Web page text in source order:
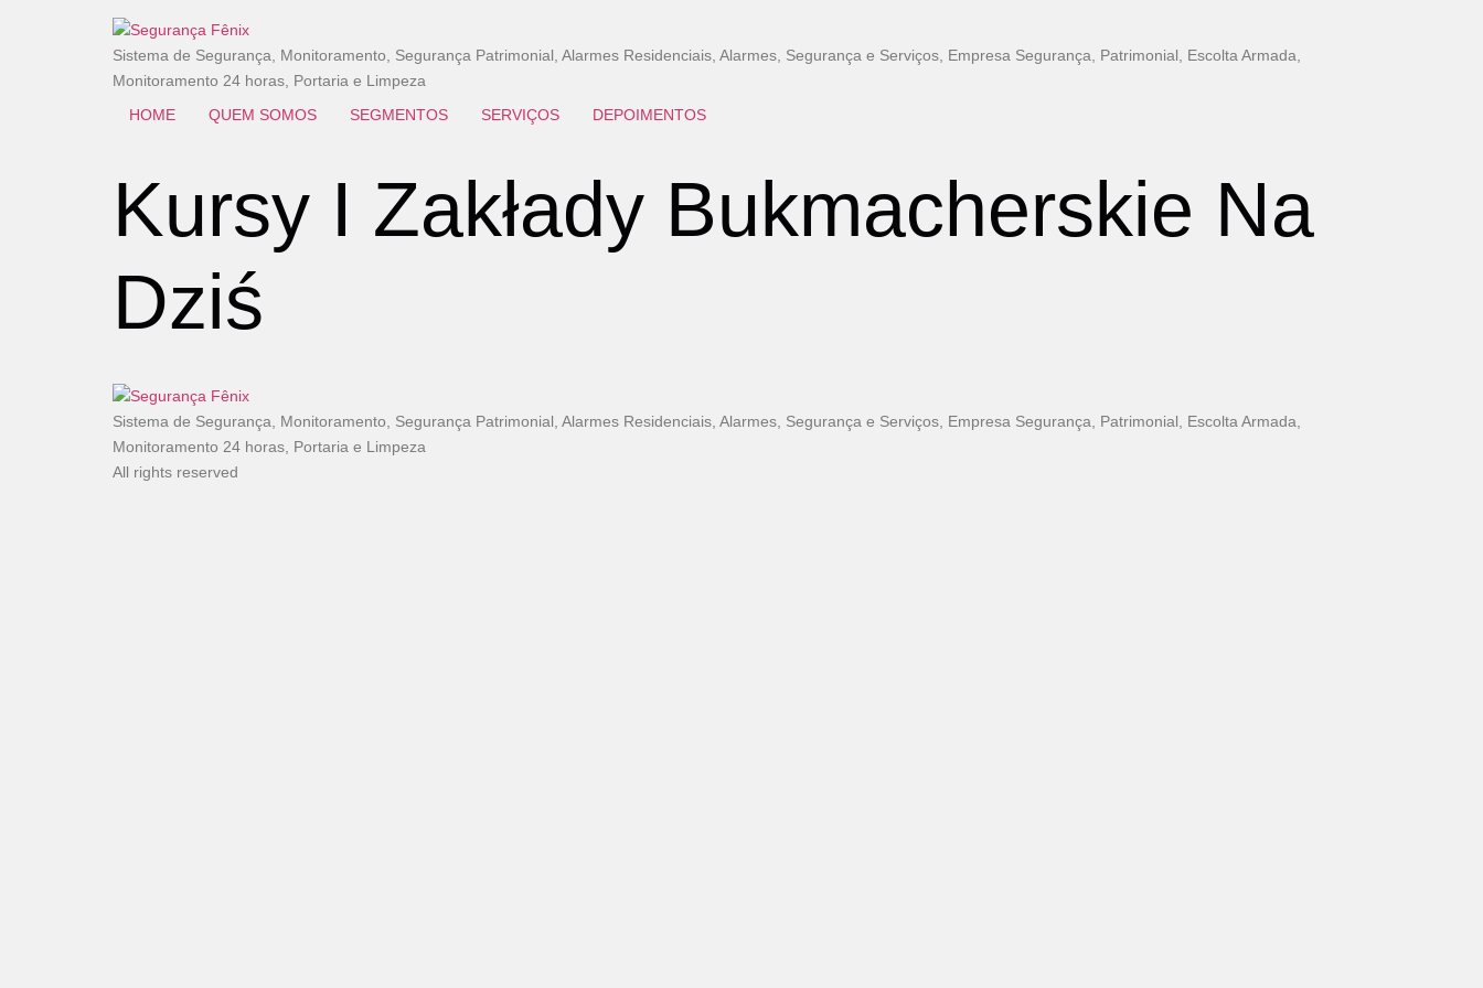
Sistema de Segurança, Monitoramento, Segurança Patrimonial, Alarmes Residenciais, Alarmes, Segurança e Serviços, Empresa Segurança, Patrimonial, Escolta Armada,
Monitoramento 24 horas, Portaria e Limpeza
HOME
QUEM SOMOS SEGMENTOS SERVIÇOS DEPOIMENTOS
Kursy I Zakłady Bukmacherskie Na
Dziś
Sistema de Segurança, Monitoramento, Segurança Patrimonial, Alarmes Residenciais, Alarmes, Segurança e Serviços, Empresa Segurança, Patrimonial, Escolta Armada,
Monitoramento 24 horas, Portaria e Limpeza
All rights reserved